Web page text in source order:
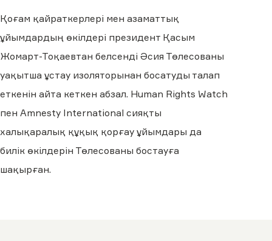
Қоғам қайраткерлері мен азаматтық
ұйымдардың өкілдері президент Қасым
Жомарт-Тоқаевтан белсенді Әсия Төлесованы
уақытша ұстау изоляторынан босатуды талап
еткенін айта кеткен абзал. Human Rights Watch
пен Amnesty International сияқты
халықаралық құқық қорғау ұйымдары да
билік өкілдерін Төлесованы бостауға
шақырған.